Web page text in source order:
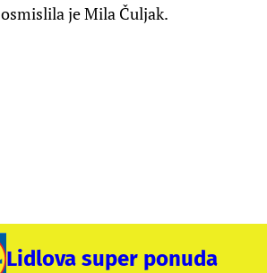
osmislila je Mila Čuljak.
Lidlova super ponuda